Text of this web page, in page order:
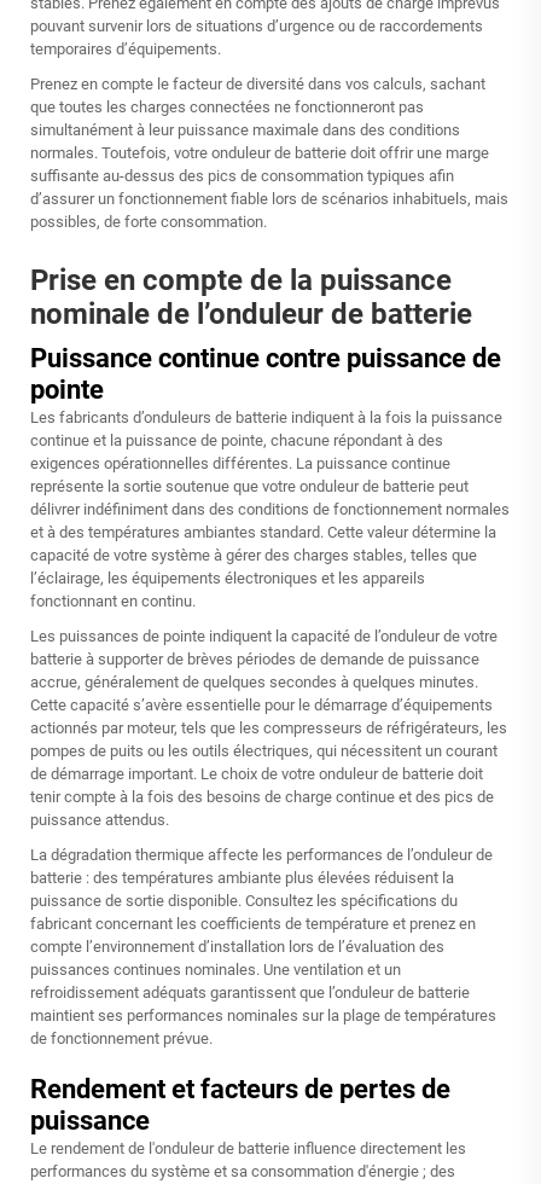
pouvant survenir lors de situations d’urgence ou de raccordements
temporaires d’équipements.
Prenez en compte le facteur de diversité dans vos calculs, sachant
que toutes les charges connectées ne fonctionneront pas
simultanément à leur puissance maximale dans des conditions
normales. Toutefois, votre onduleur de batterie doit offrir une marge
suffisante au-dessus des pics de consommation typiques afin
d’assurer un fonctionnement fiable lors de scénarios inhabituels, mais
possibles, de forte consommation.
Prise en compte de la puissance
nominale de l’onduleur de batterie
Puissance continue contre puissance de
pointe
Les fabricants d’onduleurs de batterie indiquent à la fois la puissance
continue et la puissance de pointe, chacune répondant à des
exigences opérationnelles différentes. La puissance continue
représente la sortie soutenue que votre onduleur de batterie peut
délivrer indéfiniment dans des conditions de fonctionnement normales
et à des températures ambiantes standard. Cette valeur détermine la
capacité de votre système à gérer des charges stables, telles que
l’éclairage, les équipements électroniques et les appareils
fonctionnant en continu.
Les puissances de pointe indiquent la capacité de l’onduleur de votre
batterie à supporter de brèves périodes de demande de puissance
accrue, généralement de quelques secondes à quelques minutes.
Cette capacité s’avère essentielle pour le démarrage d’équipements
actionnés par moteur, tels que les compresseurs de réfrigérateurs, les
pompes de puits ou les outils électriques, qui nécessitent un courant
de démarrage important. Le choix de votre onduleur de batterie doit
tenir compte à la fois des besoins de charge continue et des pics de
puissance attendus.
La dégradation thermique affecte les performances de l’onduleur de
batterie : des températures ambiante plus élevées réduisent la
puissance de sortie disponible. Consultez les spécifications du
fabricant concernant les coefficients de température et prenez en
compte l’environnement d’installation lors de l’évaluation des
puissances continues nominales. Une ventilation et un
refroidissement adéquats garantissent que l’onduleur de batterie
maintient ses performances nominales sur la plage de températures
de fonctionnement prévue.
Rendement et facteurs de pertes de
puissance
Le rendement de l'onduleur de batterie influence directement les
performances du système et sa consommation d'énergie ; des